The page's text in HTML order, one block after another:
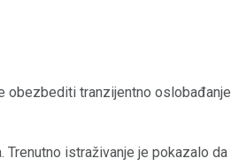
obezbediti tranzijentno oslobađanje
istraživanje je pokazalo da